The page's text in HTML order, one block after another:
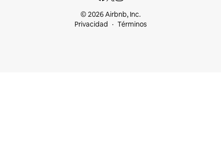
© 2026 Airbnb, Inc.
Privacidad
Términos